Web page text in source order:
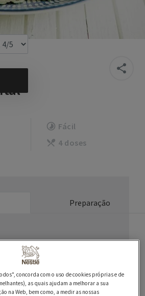
Fácil
4 doses
Preparação
Oriental Caril
concorda com o uso de cookies próprias e de
as quais ajudam a melhorar a sua
na Web, bem como, a medir as nossas